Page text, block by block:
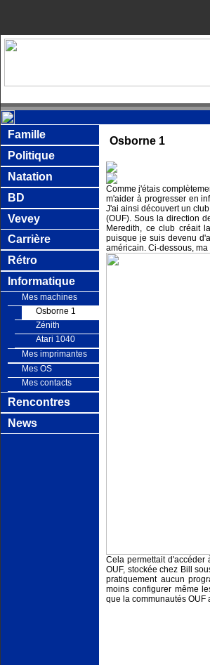
Famille
Politique
Natation
BD
Vevey
Carrière
Rétro
Informatique
Mes machines
Osborne 1
Zénith
Atari 1040
Mes imprimantes
Mes OS
Mes contacts
Rencontres
News
Osborne 1
Comme j'étais
m'aider à progresser en
J'ai ainsi découvert un
(OUF). Sous la direction
Meredith, ce club créait
puisque je suis devenu
américain. Ci-dessous,
Cela permettait
OUF, stockée chez Bill
pratiquement aucun
moins configurer même
que la communautés OUF